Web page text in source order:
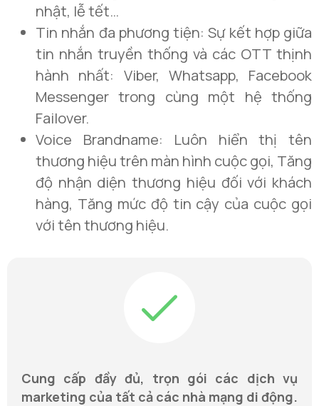
nhật, lễ tết…
Tin nhắn đa phương tiện: Sự kết hợp giữa
tin nhắn truyền thống và các OTT thịnh
hành nhất: Viber, Whatsapp, Facebook
Messenger trong cùng một hệ thống
Failover.
Voice Brandname: Luôn hiển thị tên
thương hiệu trên màn hình cuộc gọi, Tăng
độ nhận diện thương hiệu đối với khách
hàng, Tăng mức độ tin cậy của cuộc gọi
với tên thương hiệu.
Cung cấp đầy đủ, trọn gói các dịch vụ
marketing của tất cả các nhà mạng di động.